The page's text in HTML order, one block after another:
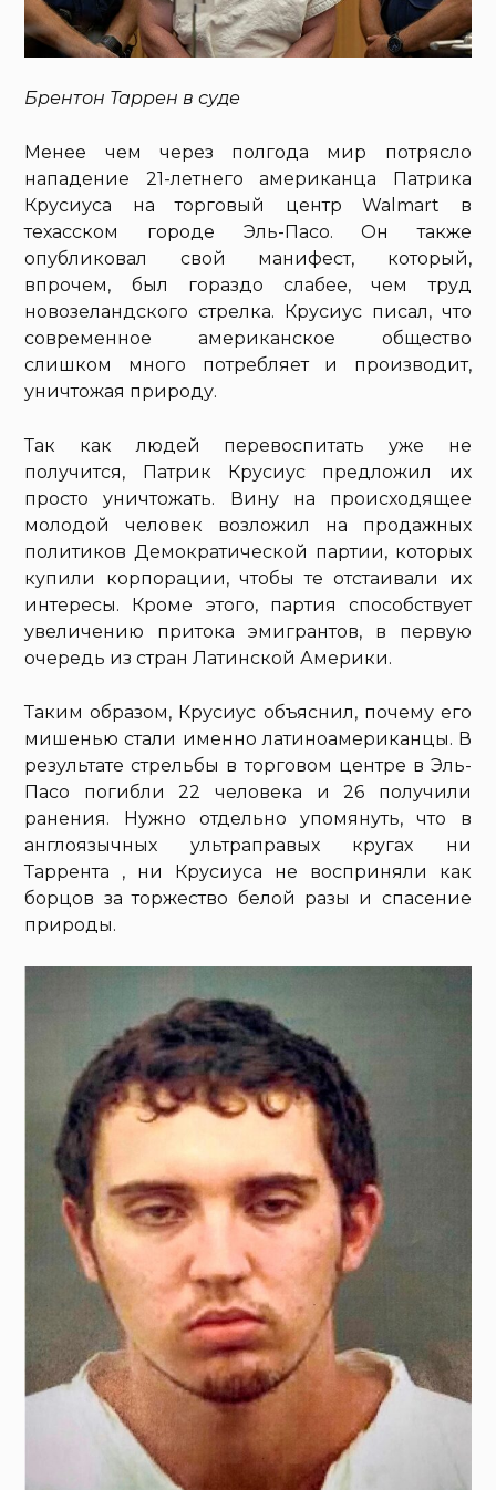
Брентон Таррен в суде
Менее чем через полгода мир потрясло
нападение 21-летнего американца Патрика
Крусиуса на торговый центр Walmart в
техасском городе Эль-Пасо. Он также
опубликовал свой манифест, который,
впрочем, был гораздо слабее, чем труд
новозеландского стрелка. Крусиус писал, что
современное американское общество
слишком много потребляет и производит,
уничтожая природу.
Так как людей перевоспитать уже не
получится, Патрик Крусиус предложил их
просто уничтожать. Вину на происходящее
молодой человек возложил на продажных
политиков Демократической партии, которых
купили корпорации, чтобы те отстаивали их
интересы. Кроме этого, партия способствует
увеличению притока эмигрантов, в первую
очередь из стран Латинской Америки.
Таким образом, Крусиус объяснил, почему его
мишенью стали именно латиноамериканцы. В
результате стрельбы в торговом центре в Эль-
Пасо погибли 22 человека и 26 получили
ранения. Нужно отдельно упомянуть, что в
англоязычных ультраправых кругах ни
Таррента , ни Крусиуса не восприняли как
борцов за торжество белой разы и спасение
природы.